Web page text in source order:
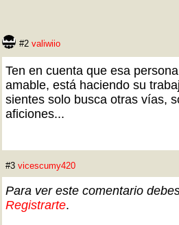
#2 valiwiio
Ten en cuenta que esa
amable, está haciendo su
sientes solo busca otras vías,
aficiones...
#3 vicescumy420
Para ver este comentario
Registrarte.